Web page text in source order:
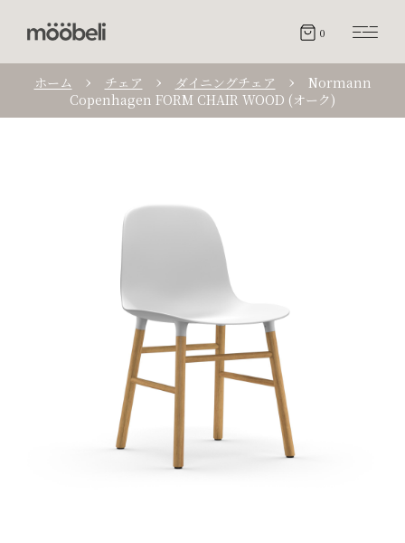
0
ホーム チェア ダイニングチェア
Normann
Copenhagen FORM CHAIR WOOD (オーク)